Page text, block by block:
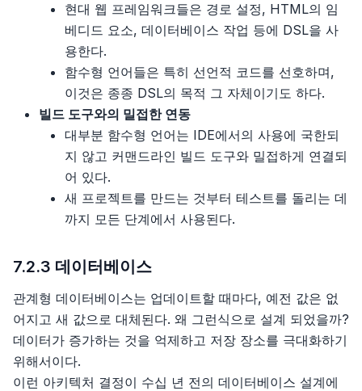
현대 웹 프레임워크들은 경로 설정, HTML의 임
베디드 요소, 데이터베이스 작업 등에 DSL을 사
용한다.
함수형 언어들은 특히 선언적 코드를 선호하며,
이것은 종종 DSL의 목적 그 자체이기도 하다.
빌드 도구와의 밀접한 연동
대부분 함수형 언어는 IDE에서의 사용에 국한되
지 않고 커맨드라인 빌드 도구와 밀접하게 연결되
어 있다.
새 프로젝트를 만드는 것부터 테스트를 돌리는 데
까지 모든 단계에서 사용된다.
7.2.3 데이터베이스
관계형 데이터베이스는 업데이트할 때마다, 예전 값은 없
어지고 새 값으로 대체된다. 왜 그런식으로 설계 되었을까?
데이터가 증가하는 것을 억제하고 저장 장소를 극대화하기
위해서이다.
이런 아키텍처 결정이 수십 년 전의 데이터베이스 설계에